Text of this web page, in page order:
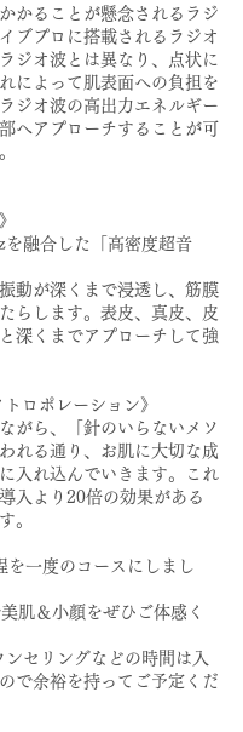
かることが懸念されるラジ
ブプロに搭載されるラジオ
ジオ波とは異なり、点状に
によって肌表面への負担を
ジオ波の高出力エネルギー
へアプローチすることが可
融合した「高密度超音
動が深くまで浸透し、筋膜
らします。表皮、真皮、皮
深くまでアプローチして強
ロポレーション》
がら、「針のいらないメソ
れる通り、お肌に大切な成
入れ込んでいきます。これ
入より20倍の効果がある
。
を一度のコースにしまし
肌＆小顔をぜひご体感く
セリングなどの時間は入
で余裕を持ってご予定くだ